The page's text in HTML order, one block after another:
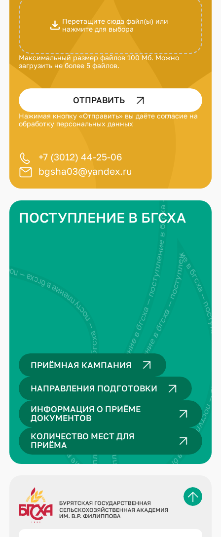
Перетащите сюда файл(ы) или
нажмите для выбора
Максимальный размер файлов 100 Мб. Можно
загрузить не более 5 файлов.
ОТПРАВИТЬ
Нажимая кнопку «Отправить» вы даёте согласие на
обработку персональных данных
+7 (3012) 44-25-06
bgsha03@yandex.ru
— поступление в бгсха — поступление в бгсха —поступление в бгсха — поступление в бгсха — поступление в бгсха — поступление в бгсха — поступление в бгсха — поступление в бгсха —
поступление в бгсха — поступление в бгсха — поступление в бгсха — поступление в бгсха —
ПОСТУПЛЕНИЕ В БГСХА
ПРИЁМНАЯ КАМПАНИЯ
НАПРАВЛЕНИЯ ПОДГОТОВКИ
ИНФОРМАЦИЯ О ПРИЁМЕ
ДОКУМЕНТОВ
КОЛИЧЕСТВО МЕСТ ДЛЯ
ПРИЁМА